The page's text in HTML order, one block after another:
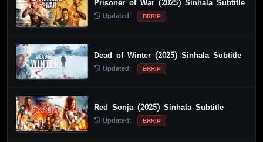
Prisoner of War (2025) Sinhala Subtitle
Updated: BRRIP
Dead of Winter (2025) Sinhala Subtitle
Updated: BRRIP
Red Sonja (2025) Sinhala Subtitle
Updated: BRRIP